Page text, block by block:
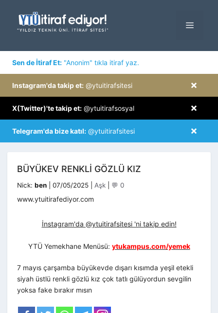
MENÜ
Sen de İtiraf Et: "Anonim" tıkla itiraf yaz.
×
Instagram'da takip et: @ytuitirafsitesi
×
X(Twitter)'te takip et: @ytuitirafsosyal
×
Telegram'da bize katıl: @ytuitirafsitesi
BÜYÜKEV RENKLI GÖZLÜ KIZ
Nick: ben 07/05/2025 Kategoriler
Aşk 💬 0
www.ytuitirafediyor.com
İnstagram'da @ytuitirafsitesi 'ni takip edin!
YTÜ Yemekhane Menüsü: ytukampus.com/yemek
7 mayıs çarşamba büyükevde dışarı kısımda yeşil etekli
siyah üstlü renkli gözlü kız çok tatlı gülüyordun sevgilin
yoksa fake bırakır mısın